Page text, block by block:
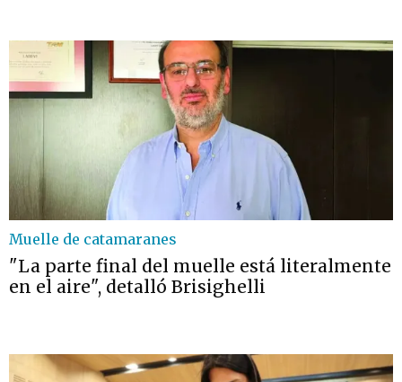
Muelle de catamaranes
"La parte final del muelle está literalmente
en el aire", detalló Brisighelli